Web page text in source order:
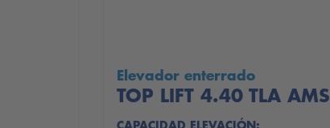
Elevador enterrado
TOP LIFT 4.40 TLA AMS